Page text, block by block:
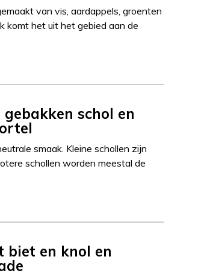
van vis, aardappels, groenten
komt het uit het gebied aan de
schol en
smaak. Kleine schollen zijn
schollen worden meestal de
en knol en